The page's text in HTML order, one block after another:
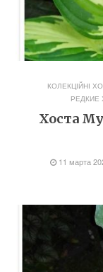
КОЛЕКЦІЙНІ
РЕДКИЕ
Хоста
11 марта